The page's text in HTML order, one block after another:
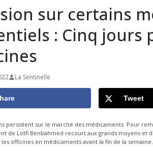
sur certains
: Cinq
La Sentinelle
Tweet
persistent sur le marché des médicaments. Pour
de Lotfi Benbahmed recourt aux grands moyens
officines en médicaments avant la fin de la semaine.